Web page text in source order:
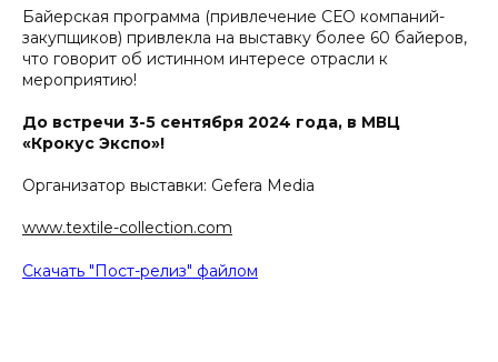
Байерская программа (привлечение СЕО компаний-
закупщиков) привлекла на выставку более 60 байеров,
что говорит об истинном интересе отрасли к
мероприятию!
До встречи 3-5 сентября 2024 года, в МВЦ
«Крокус Экспо»!
Организатор выставки: Gefera Media
www.textile-collection.com
Скачать "Пост-релиз" файлом